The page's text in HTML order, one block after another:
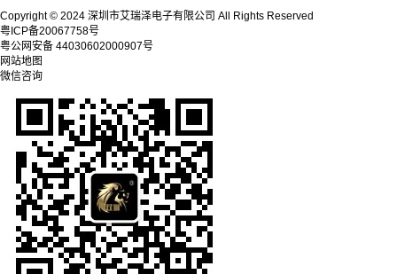
Copyright © 2024 深圳市艾瑞泽电子有限公司 All Rights Reserved
粤ICP备20067758号
粤公网安备 44030602000907号
网站地图
微信咨询